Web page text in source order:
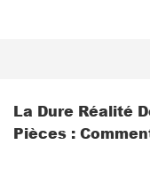
La Dure Réalité
Pièces :